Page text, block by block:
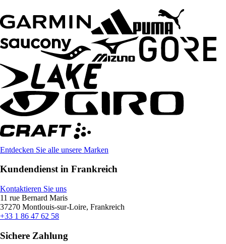
Entdecken Sie alle unsere Marken
Kundendienst in Frankreich
Kontaktieren Sie uns
11 rue Bernard Maris
37270 Montlouis-sur-Loire, Frankreich
+33 1 86 47 62 58
Sichere Zahlung